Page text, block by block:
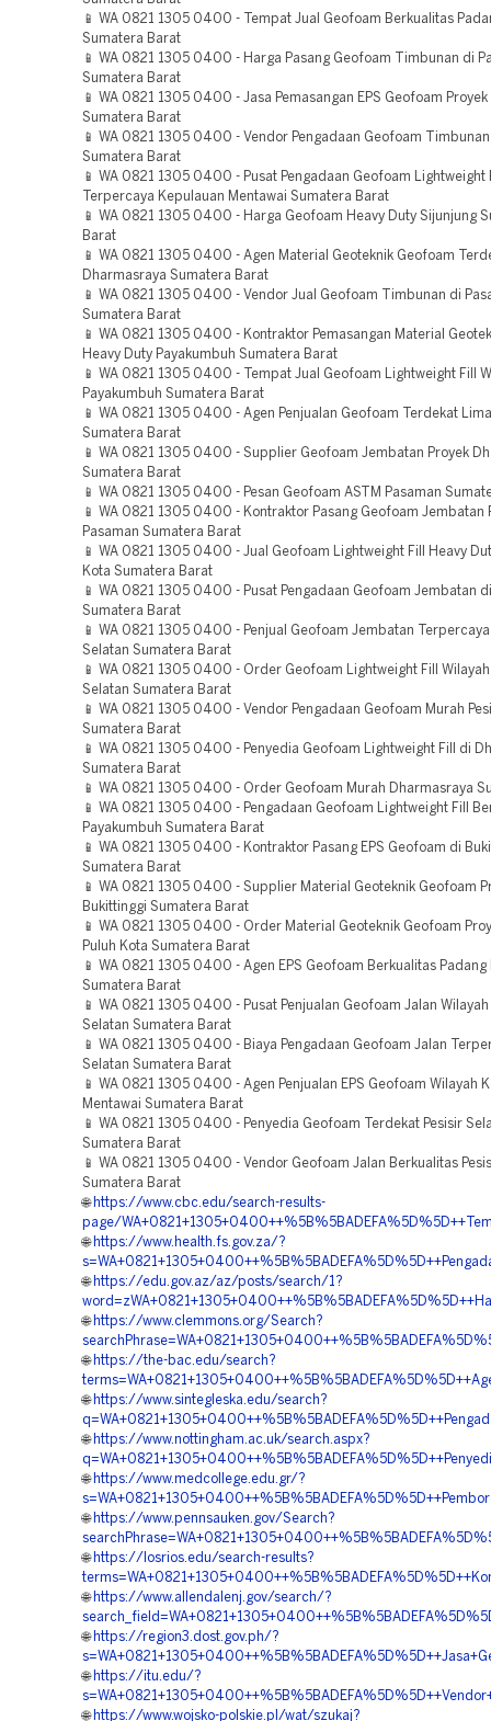
📱 WA 0821 1305 0400 - Tempat Jual Geofoam Berkualitas
Sumatera Barat
📱 WA 0821 1305 0400 - Harga Pasang Geofoam Timbunan di
Sumatera Barat
📱 WA 0821 1305 0400 - Jasa Pemasangan EPS Geofoam
Sumatera Barat
📱 WA 0821 1305 0400 - Vendor Pengadaan Geofoam
Sumatera Barat
📱 WA 0821 1305 0400 - Pusat Pengadaan Geofoam Lightweight
Terpercaya Kepulauan Mentawai Sumatera Barat
📱 WA 0821 1305 0400 - Harga Geofoam Heavy Duty Sijunjung
Barat
📱 WA 0821 1305 0400 - Agen Material Geoteknik Geofoam
Dharmasraya Sumatera Barat
📱 WA 0821 1305 0400 - Vendor Jual Geofoam Timbunan di
Sumatera Barat
📱 WA 0821 1305 0400 - Kontraktor Pemasangan Material
Heavy Duty Payakumbuh Sumatera Barat
📱 WA 0821 1305 0400 - Tempat Jual Geofoam Lightweight Fill
Payakumbuh Sumatera Barat
📱 WA 0821 1305 0400 - Agen Penjualan Geofoam Terdekat
Sumatera Barat
📱 WA 0821 1305 0400 - Supplier Geofoam Jembatan Proyek
Sumatera Barat
📱 WA 0821 1305 0400 - Pesan Geofoam ASTM Pasaman
📱 WA 0821 1305 0400 - Kontraktor Pasang Geofoam Jembatan
Pasaman Sumatera Barat
📱 WA 0821 1305 0400 - Jual Geofoam Lightweight Fill Heavy
Kota Sumatera Barat
📱 WA 0821 1305 0400 - Pusat Pengadaan Geofoam Jembatan
Sumatera Barat
📱 WA 0821 1305 0400 - Penjual Geofoam Jembatan Terpercaya
Selatan Sumatera Barat
📱 WA 0821 1305 0400 - Order Geofoam Lightweight Fill Wilayah
Selatan Sumatera Barat
📱 WA 0821 1305 0400 - Vendor Pengadaan Geofoam Murah
Sumatera Barat
📱 WA 0821 1305 0400 - Penyedia Geofoam Lightweight Fill di
Sumatera Barat
📱 WA 0821 1305 0400 - Order Geofoam Murah Dharmasraya
📱 WA 0821 1305 0400 - Pengadaan Geofoam Lightweight Fill
Payakumbuh Sumatera Barat
📱 WA 0821 1305 0400 - Kontraktor Pasang EPS Geofoam di
Sumatera Barat
📱 WA 0821 1305 0400 - Supplier Material Geoteknik Geofoam
Bukittinggi Sumatera Barat
📱 WA 0821 1305 0400 - Order Material Geoteknik Geofoam
Puluh Kota Sumatera Barat
📱 WA 0821 1305 0400 - Agen EPS Geofoam Berkualitas Padang
Sumatera Barat
📱 WA 0821 1305 0400 - Pusat Penjualan Geofoam Jalan Wilayah
Selatan Sumatera Barat
📱 WA 0821 1305 0400 - Biaya Pengadaan Geofoam Jalan
Selatan Sumatera Barat
📱 WA 0821 1305 0400 - Agen Penjualan EPS Geofoam Wilayah
Mentawai Sumatera Barat
📱 WA 0821 1305 0400 - Penyedia Geofoam Terdekat Pesisir
Sumatera Barat
📱 WA 0821 1305 0400 - Vendor Geofoam Jalan Berkualitas
Sumatera Barat
🌐 https://www.cbc.edu/search-results-
page/
🌐 https://www.health.fs.gov.za/?
🌐 https://edu.gov.az/az/posts/search/1?
🌐 https://www.clemmons.org/Search?
🌐 https://the-bac.edu/search?
🌐 https://www.sintegleska.edu/search?
🌐 https://www.nottingham.ac.uk/search.aspx?
🌐 https://www.medcollege.edu.gr/?
🌐 https://www.pennsauken.gov/Search?
🌐 https://losrios.edu/search-results?
🌐 https://www.allendalenj.gov/search/?
🌐 https://region3.dost.gov.ph/?
🌐 https://itu.edu/?
🌐 https://www.wojsko-polskie.pl/wat/szukaj?